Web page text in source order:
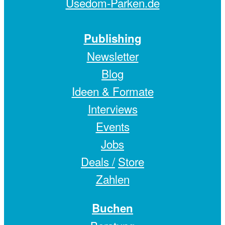
Publishing
Newsletter
Blog
Ideen & Formate
Interviews
Events
Jobs
Deals / Store
Zahlen
Buchen